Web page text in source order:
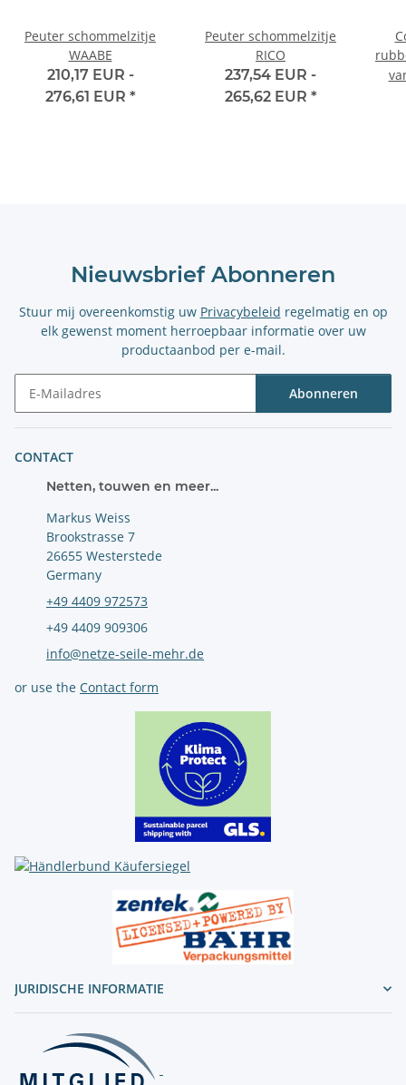
Peuter schommelzitje
WAABE
210,17 EUR -
276,61 EUR *
Peuter schommelzitje
RICO
237,54 EUR -
265,62 EUR *
Nieuwsbrief Abonneren
Stuur mij overeenkomstig uw Privacybeleid regelmatig en op
elk gewenst moment herroepbaar informatie over uw
productaanbod per e-mail.
Abonneren
CONTACT
Netten, touwen en meer...
Markus Weiss
Brookstrasse 7
26655 Westerstede
Germany
+49 4409 972573
+49 4409 909306
info@netze-seile-mehr.de
or use the Contact form
JURIDISCHE INFORMATIE